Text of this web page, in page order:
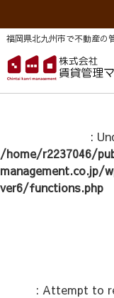
福岡県北九州市で不動産の
:
/home/r2237046/
ver6/functions.php
: Attempt to